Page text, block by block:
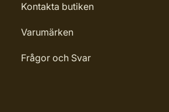
Kontakta butiken
Varumärken
Frågor och Svar